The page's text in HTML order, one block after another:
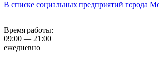
В списке социальных предприятий города
Время работы:
09:00 — 21:00
ежедневно